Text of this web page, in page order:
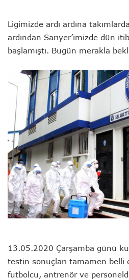
Ligimizde ardı ardına
ardından Sarıyer’imizde dün
başlamıştı. Bugün merakla
13.05.2020 Çarşamba günü
testin sonuçları tamamen belli
futbolcu, antrenör ve